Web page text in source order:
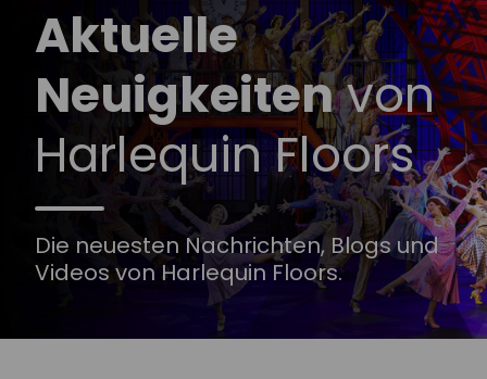
Aktuelle
Neuigkeitenvon
Harlequin Floors
Die neuesten Nachrichten, Blogs und
Videos von Harlequin Floors.